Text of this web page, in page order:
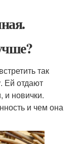
так
Ей отдают
и новички.
и чем она